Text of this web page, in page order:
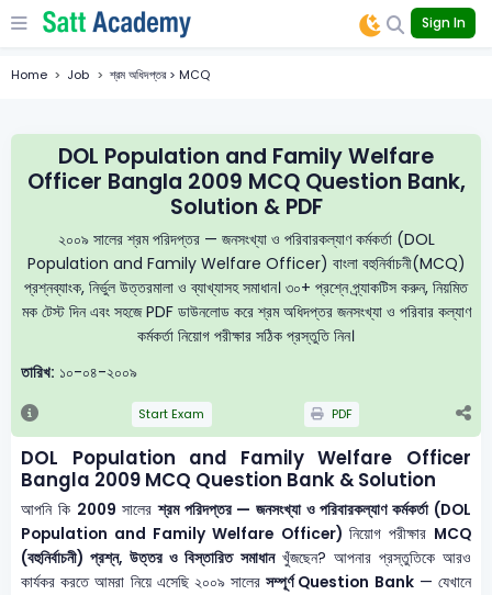
Sign In
Home Job শ্রম অধিদপ্তর > MCQ
DOL Population and Family Welfare
Officer Bangla 2009 MCQ Question Bank,
Solution & PDF
২০০৯ সালের শ্রম পরিদপ্তর — জনসংখ্যা ও পরিবারকল্যাণ কর্মকর্তা (DOL
Population and Family Welfare Officer) বাংলা বহুনির্বাচনী(MCQ)
প্রশ্নব্যাংক, নির্ভুল উত্তরমালা ও ব্যাখ্যাসহ সমাধান। ৩০+ প্রশ্নে প্র্যাকটিস করুন, নিয়মিত
মক টেস্ট দিন এবং সহজে PDF ডাউনলোড করে শ্রম অধিদপ্তর জনসংখ্যা ও পরিবার কল্যাণ
কর্মকর্তা নিয়োগ পরীক্ষার সঠিক প্রস্তুতি নিন।
তারিখ: ১০-০৪-২০০৯
Start Exam PDF
DOL Population and Family Welfare Officer
Bangla 2009 MCQ Question Bank & Solution
আপনি কি 2009 সালেরশ্রম পরিদপ্তর — জনসংখ্যা ও পরিবারকল্যাণ কর্মকর্তা (DOL
Population and Family Welfare Officer) নিয়োগ পরীক্ষার MCQ
(বহুনির্বাচনী) প্রশ্ন, উত্তর ও বিস্তারিত সমাধানখুঁজছেন? আপনার প্রস্তুতিকে আরও
কার্যকর করতে আমরা নিয়ে এসেছি ২০০৯ সালেরসম্পূর্ণ Question Bank— যেখানে